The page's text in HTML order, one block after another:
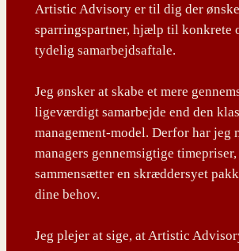
Artistic Advisory er til dig der
sparringspartner, hjælp til konkrete
tydelig samarbejdsaftale.
Jeg ønsker at skabe et mere
ligeværdigt samarbejde end den
management-model. Derfor har jeg
managers gennemsigtige timepriser,
sammensætter en skræddersyet
dine behov.
Jeg plejer at sige, at Artistic